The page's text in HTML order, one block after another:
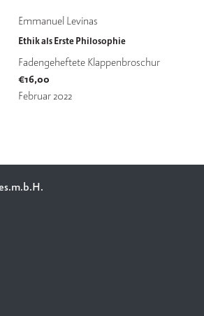
Emmanuel Levinas
Ethik als Erste Philosophie
Fadengeheftete Klappenbroschur
€16,00
Februar 2022